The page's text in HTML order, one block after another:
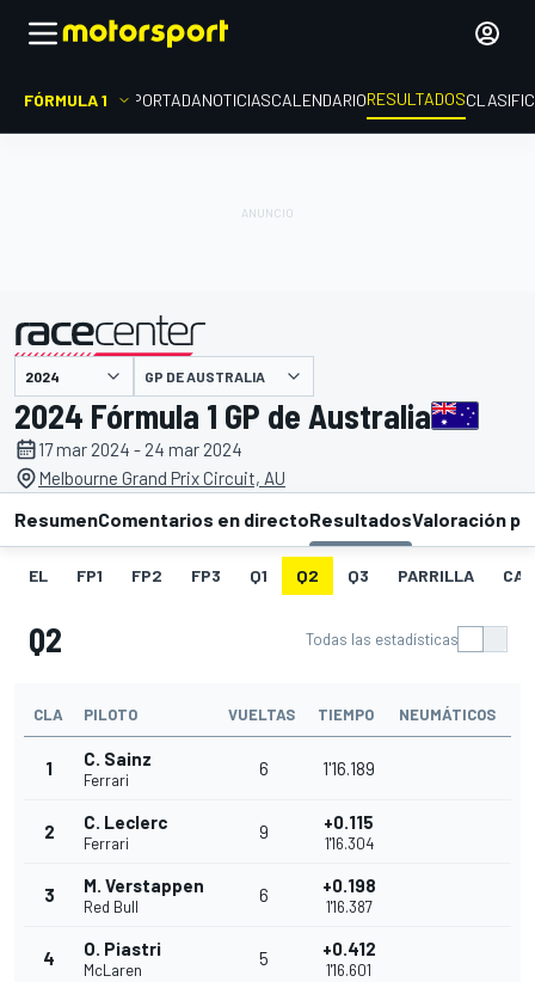
FÓRMULA 1 PORTADANOTICIASCALENDARIORESULTADOS
presentado por GP DE AUSTRALIA
2024 Fórmula 1 GP de Australia
17 mar 2024 - 24 mar 2024
Melbourne Grand Prix Circuit, AU
ResumenComentarios en directoResultadosValoración
EL FP1 FP2 FP3 Q1 Q2 Q3 PARRILLA
Q2 Todas las estadísticas
CLA PILOTO VUELTAS TIEMPO NEUMÁTICOS
1 C. Sainz
Ferrari
6 1'16.189
2 C. Leclerc
Ferrari
9 +0.115
1'16.304
3 M. Verstappen
Red Bull
6 +0.198
1'16.387
4 O. Piastri
McLaren
5 +0.412
1'16.601